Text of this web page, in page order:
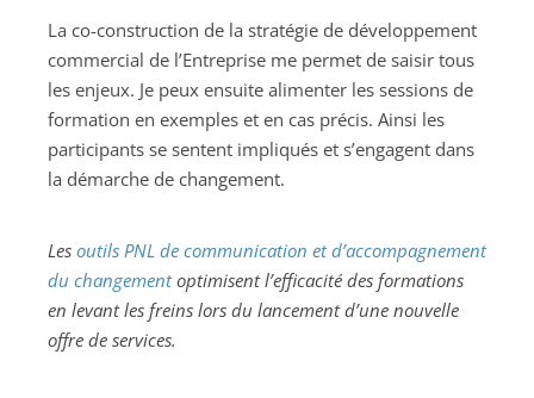
La co-construction de la stratégie de développement
commercial de l’Entreprise me permet de saisir tous
les enjeux. Je peux ensuite alimenter les sessions de
formation en exemples et en cas précis. Ainsi les
participants se sentent impliqués et s’engagent dans
la démarche de changement.
Les outils PNL de communication et d’accompagnement
du changementoptimisent l’efficacité des formations
en levant les freins lors du lancement d’une nouvelle
offre de services.